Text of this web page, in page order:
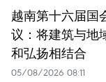
越南第十六届国
议：将建筑与地
和弘扬相结合
05/08/2026 08:11